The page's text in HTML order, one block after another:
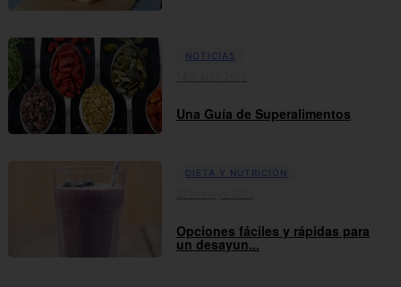
NOTICIAS
Una Guía de Superalimentos
DIETA Y NUTRICIÓN
Opciones fáciles y rápidas para
un desayun...